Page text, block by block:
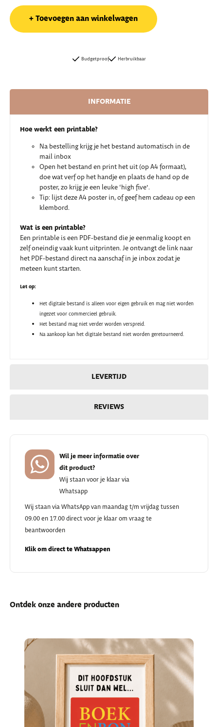
Toevoegen aan winkelwagen
Budgetproof Herbruikbaar
INFORMATIE
LEVERTIJD
REVIEWS
Hoe werkt een printable?
Na bestelling krijg je het bestand automatisch in de
mail inbox
Open het bestand en print het uit (op A4 formaat),
doe wat verf op het handje en plaats de hand op de
poster, zo krijg je een leuke ‘high five’.
Tip: lijst deze A4 poster in, of geef hem cadeau op een
klembord.
Wat is een printable?
Een printable is een PDF-bestand die je eenmalig koopt en
zelf oneindig vaak kunt uitprinten. Je ontvangt de link naar
het PDF-bestand direct na aanschaf in je inbox zodat je
meteen kunt starten.
Let op:
Het digitale bestand is alleen voor eigen gebruik en mag niet worden
ingezet voor commercieel gebruik.
Het bestand mag niet verder worden verspreid.
Na aankoop kan het digitale bestand niet worden geretourneerd.
Wil je meer informatie over
dit product?
Wij staan voor je klaar via
Whatsapp
Wij staan via WhatsApp van maandag t/m vrijdag tussen
09.00 en 17.00 direct voor je klaar om vraag te
beantwoorden
Klik om direct te Whatsappen
Ontdek onze andere producten